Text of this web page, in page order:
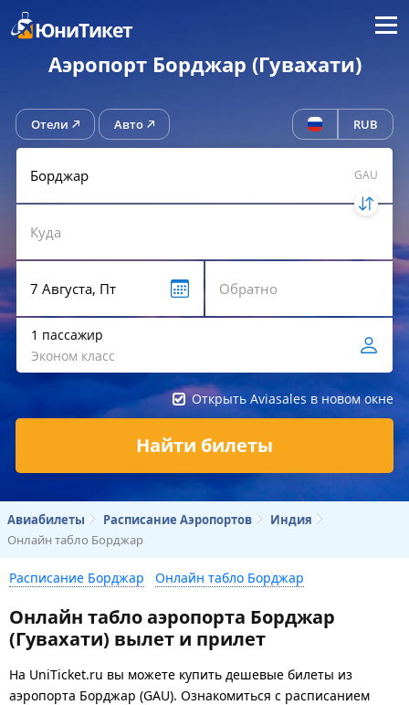
ЮниТикет Меню
Аэропорт Борджар (Гувахати)
Отели Авто RUB
GAU
1 пассажир
Эконом класс
Открыть Aviasales в новом окне
Найти билеты
Авиабилеты Расписание Аэропортов
Индия
Онлайн табло Борджар
Расписание Борджар Онлайн табло Борджар
Онлайн табло аэропорта Борджар
(Гувахати) вылет и прилет
На UniTicket.ru вы можете купить дешевые билеты из
аэропорта Борджар (GAU). Ознакомиться с расписанием